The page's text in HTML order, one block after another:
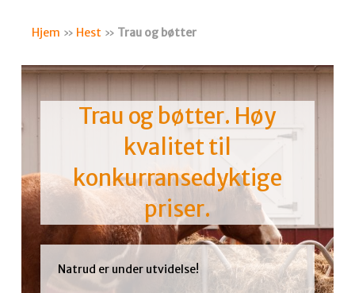
Hjem » Hest » Trau og bøtter
Trau og bøtter. Høy
kvalitet til
konkurransedyktige
priser.
Natrud er under utvidelse!